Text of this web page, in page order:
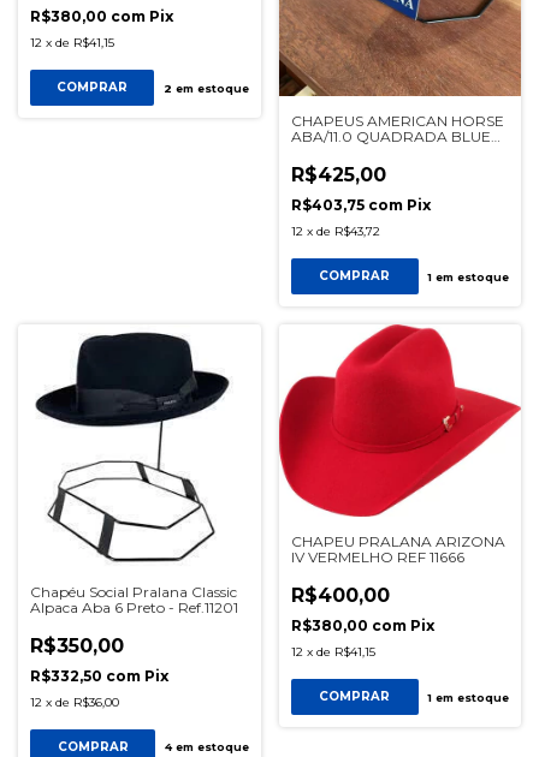
R$380,00 com Pix
12 x de R$41,15
COMPRAR 2 em estoque
CHAPEUS AMERICAN HORSE
ABA/11.0 QUADRADA BLUE
R$425,00
R$403,75 com Pix
12 x de R$43,72
COMPRAR 1 em estoque
Chapéu Social Pralana Classic
Alpaca Aba 6 Preto - Ref.11201
R$350,00
R$332,50 com Pix
12 x de R$36,00
COMPRAR 4em estoque
CHAPEU PRALANA ARIZONA
IV VERMELHO REF 11666
R$400,00
R$380,00 com Pix
12 x de R$41,15
COMPRAR 1 em estoque